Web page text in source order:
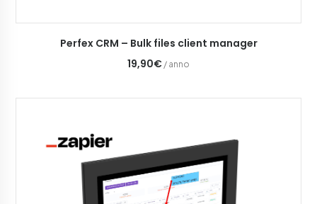
AGGIUNGI AL CARRELLO
Perfex CRM – Bulk files client manager
19,90€ / anno